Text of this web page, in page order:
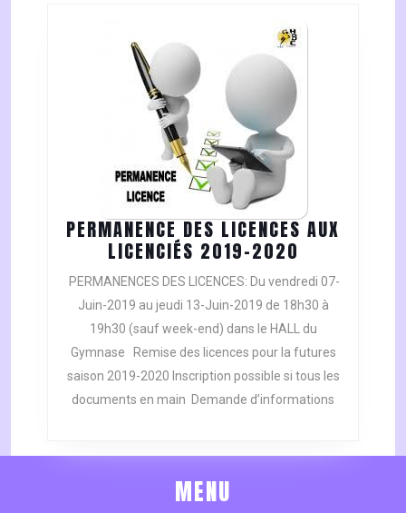
PERMANENCE DES LICENCES AUX
LICENCIÉS 2019-2020
DES
LICENCES
AUX
LICENCIÉS
2019-
2020
PERMANENCES DES LICENCES: Du vendredi 07-
Juin-2019 au jeudi 13-Juin-2019 de 18h30 à
19h30 (sauf week-end) dans le HALL du
Gymnase Remise des licences pour la futures
saison 2019-2020 Inscription possible si tous les
documents en main Demande d’informations
MENU